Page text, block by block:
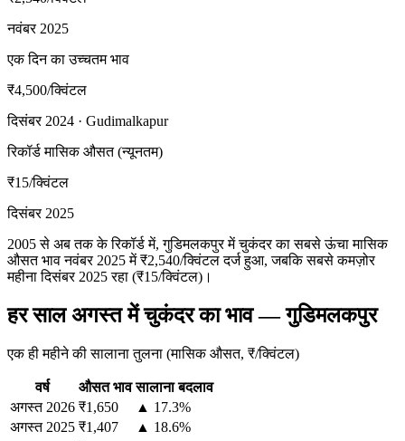
नवंबर 2025
एक दिन का उच्चतम भाव
₹4,500/क्विंटल
दिसंबर 2024 · Gudimalkapur
रिकॉर्ड मासिक औसत (न्यूनतम)
₹15/क्विंटल
दिसंबर 2025
2005 से अब तक के रिकॉर्ड में, गुडिमलकपुर में चुकंदर का सबसे ऊंचा मासिक
औसत भाव नवंबर 2025 में ₹2,540/क्विंटल दर्ज हुआ, जबकि सबसे कमज़ोर
महीना दिसंबर 2025 रहा (₹15/क्विंटल)।
हर साल अगस्त में चुकंदर का भाव — गुडिमलकपुर
एक ही महीने की सालाना तुलना (मासिक औसत, ₹/क्विंटल)
वर्ष औसत भाव सालाना बदलाव
अगस्त 2026 ₹1,650
▲ 17.3%
अगस्त 2025 ₹1,407
▲ 18.6%